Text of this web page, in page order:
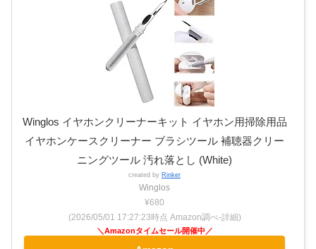
Winglos イヤホンクリーナーキット イヤホン用掃除用品
イヤホンケースクリーナー ブラシツール 補聴器クリー
ニングツール 汚れ落とし (White)
created by Rinker
Winglos
¥680
(2026/05/01 17:27:23時点 Amazon調べ-詳細)